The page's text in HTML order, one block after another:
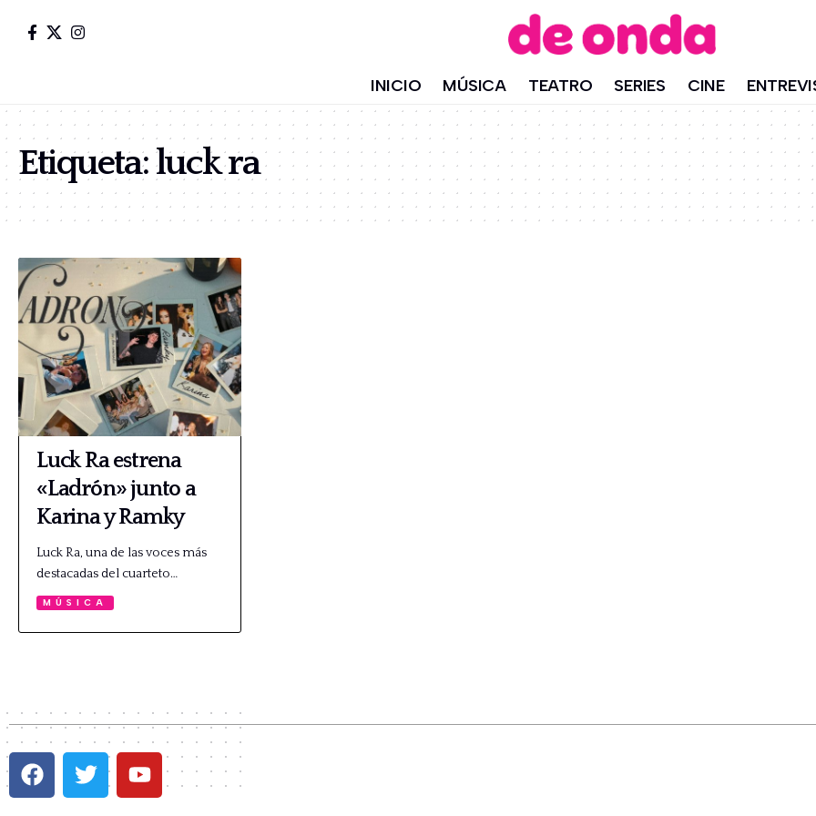
INICIO MÚSICA TEATRO SERIES CINE
Etiqueta:luck ra
Luck Ra estrena
«Ladrón» junto a
Karina y Ramky
Luck Ra, una de las voces más
destacadas del cuarteto…
MÚSICA